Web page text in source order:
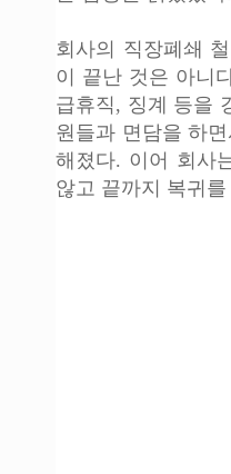
회사의 직장폐쇄
이 끝난 것은 아니
급휴직, 징계 등을
원들과 면담을 하
해졌다. 이어 회사
않고 끝까지 복귀